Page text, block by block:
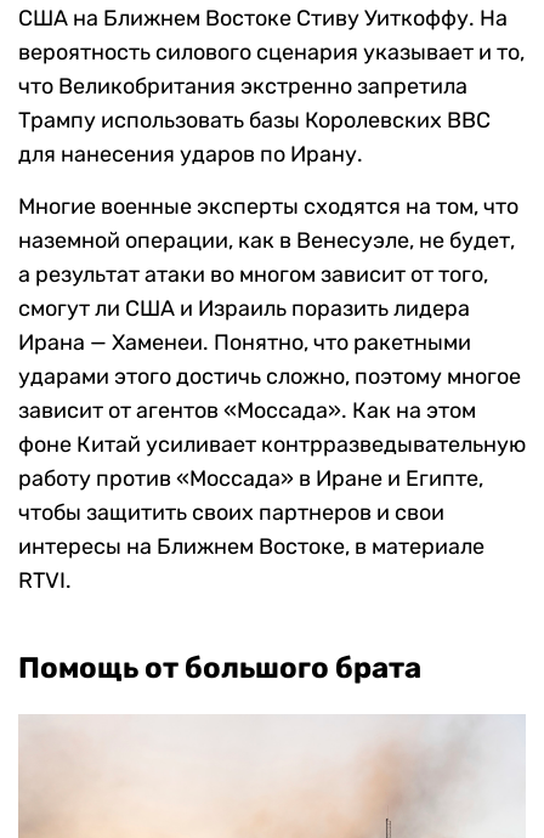
США на Ближнем Востоке Стиву Уиткоффу. На
вероятность силового сценария указывает и то,
что Великобритания экстренно запретила
Трампу использовать базы Королевских ВВС
для нанесения ударов по Ирану.
Многие военные эксперты сходятся на том, что
наземной операции, как в Венесуэле, не будет,
а результат атаки во многом зависит от того,
смогут ли США и Израиль поразить лидера
Ирана — Хаменеи. Понятно, что ракетными
ударами этого достичь сложно, поэтому многое
зависит от агентов «Моссада». Как на этом
фоне Китай усиливает контрразведывательную
работу против «Моссада» в Иране и Египте,
чтобы защитить своих партнеров и свои
интересы на Ближнем Востоке, в материале
RTVI.
Помощь от большого брата